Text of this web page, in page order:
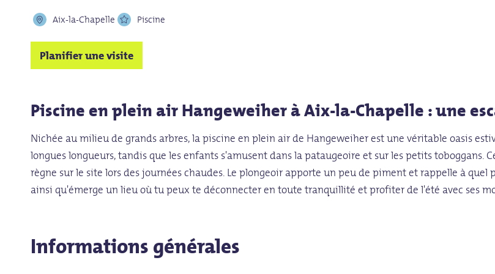
Aix-la-Chapelle Piscine
Planifier une visite
Piscine en plein air Hangeweiher à Aix-la-Chapelle : une
Nichée au milieu de grands arbres, la piscine en plein air de Hangeweiher est une véritable oasis
longues longueurs, tandis que les enfants s'amusent dans la pataugeoire et sur les petits
règne sur le site lors des journées chaudes. Le plongeoir apporte un peu de piment et rappelle à
ainsi qu'émerge un lieu où tu peux te déconnecter en toute tranquillité et profiter de l'été avec ses
Informations générales